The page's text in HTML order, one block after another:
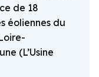
de 18
éoliennes du
(L’Usine